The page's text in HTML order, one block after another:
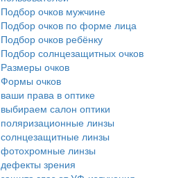
Подбор очков мужчине
Подбор очков по форме лица
Подбор очков ребёнку
Подбор солнцезащитных очков
Размеры очков
Формы очков
ваши права в оптике
выбираем салон оптики
поляризационные линзы
солнцезащитные линзы
фотохромные линзы
дефекты зрения